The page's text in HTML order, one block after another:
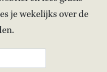
je wekelijks over de